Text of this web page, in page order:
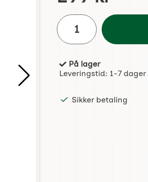
antall
Produkttilgjengelighet:
På lager
Leveringstid: 1-7 dager
Sikker betaling